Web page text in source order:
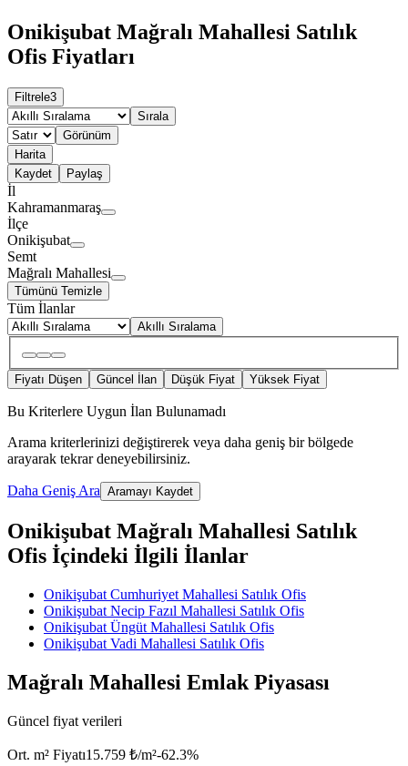
Onikişubat Mağralı Mahallesi Satılık
Ofis Fiyatları
Filtrele3
Sırala
Görünüm
Harita
Kaydet
Paylaş
İl
Kahramanmaraş
İlçe
Onikişubat
Semt
Mağralı Mahallesi
Tümünü Temizle
Tüm İlanlar
Akıllı Sıralama
Fiyatı Düşen Güncel İlan Düşük Fiyat Yüksek Fiyat
Bu Kriterlere Uygun İlan Bulunamadı
Arama kriterlerinizi değiştirerek veya daha geniş bir bölgede
arayarak tekrar deneyebilirsiniz.
Daha Geniş Ara Aramayı Kaydet
Onikişubat Mağralı Mahallesi Satılık
Ofis İçindeki İlgili İlanlar
Onikişubat Cumhuriyet Mahallesi Satılık Ofis
Onikişubat Necip Fazıl Mahallesi Satılık Ofis
Onikişubat Üngüt Mahallesi Satılık Ofis
Onikişubat Vadi Mahallesi Satılık Ofis
Mağralı Mahallesi Emlak Piyasası
Güncel fiyat verileri
Ort. m² Fiyatı15.759 ₺/m²-62.3%